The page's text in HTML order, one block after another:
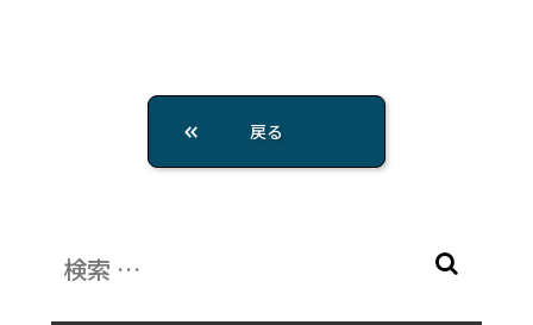
戻る